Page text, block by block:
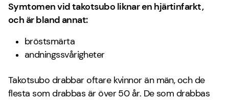
Symtomen vid takotsubo liknar en hjärtinfarkt,
och är bland annat:
bröstsmärta
andningssvårigheter
Takotsubo drabbar oftare kvinnor än män, och de
flesta som drabbas är över 50 år. De som drabbas